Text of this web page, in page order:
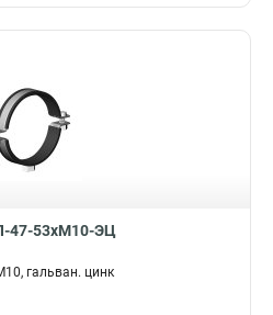
47-53хМ10-ЭЦ
гальван. цинк